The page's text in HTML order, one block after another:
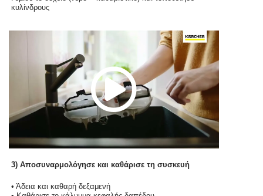
e
o
V
i
d
κυλίνδρους
P
l
a
3) Αποσυναρμολόγησε και καθάρισε τη συσκευή
• Άδεια και καθαρή δεξαμενή